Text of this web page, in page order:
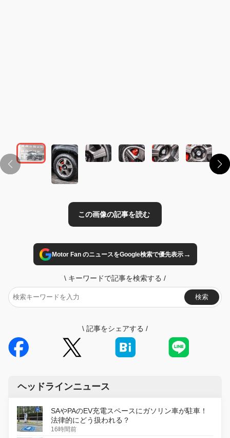
Motor Fan のニュースをGoogle検索で優先表示→
\ キーワードで記事を検索する /
検索
\ 記事をシェアする /
ヘッドラインニュース
SAやPAのEV充電スペースにガソリン車が駐車！
法律的にどう扱われる？
16時間前